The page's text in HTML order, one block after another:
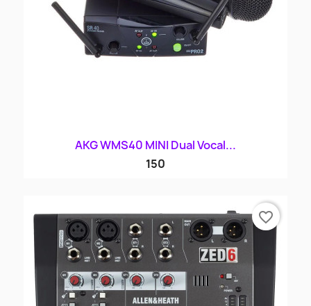
AKG WMS40 MINI Dual Vocal...
150
favorite_border